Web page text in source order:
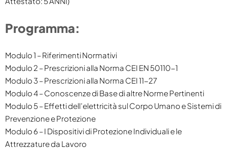
Programma:
Modulo 1 – Riferimenti Normativi
Modulo 2 – Prescrizioni alla Norma CEI EN 50110-1
Modulo 3 – Prescrizioni alla Norma CEI 11-27
Modulo 4 – Conoscenze di Base di altre Norme Pertinenti
Modulo 5 – Effetti dell’elettricità sul Corpo Umano e Sistemi di
Prevenzione e Protezione
Modulo 6 – I Dispositivi di Protezione Individuali e le
Attrezzature da Lavoro